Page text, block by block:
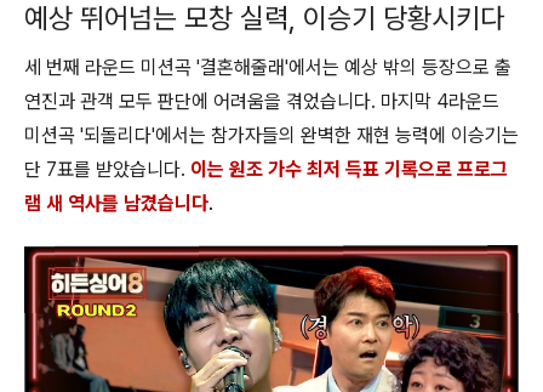
예상 뛰어넘는 모창 실력, 이승기 당황시키다
세 번째 라운드 미션곡 '결혼해줄래'에서는 예상 밖의 등장으로 출
연진과 관객 모두 판단에 어려움을 겪었습니다. 마지막 4라운드
미션곡 '되돌리다'에서는 참가자들의 완벽한 재현 능력에 이승기는
단 7표를 받았습니다. 이는 원조 가수 최저 득표 기록으로 프로그
램 새 역사를 남겼습니다.